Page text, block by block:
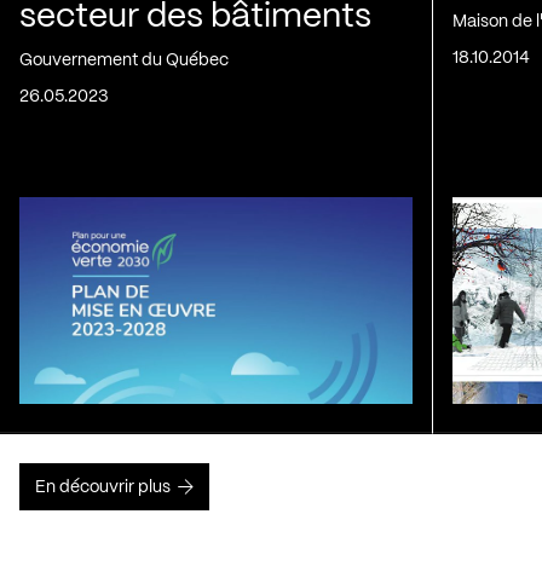
secteur des bâtiments
Gouvernement du Québec
26.05.2023
Maison de
18.10.2014
En découvrir plus